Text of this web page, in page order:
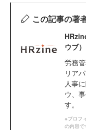
この記事の著
ウブ）
労務
リア
人事
ウ、
す。
※プロフ
の内容で